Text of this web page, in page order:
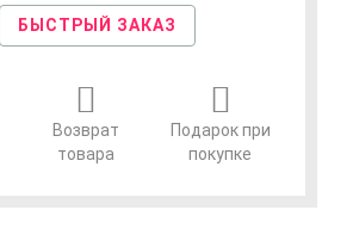
БЫСТРЫЙ ЗАКАЗ
Возврат
товара
Подарок при
покупке